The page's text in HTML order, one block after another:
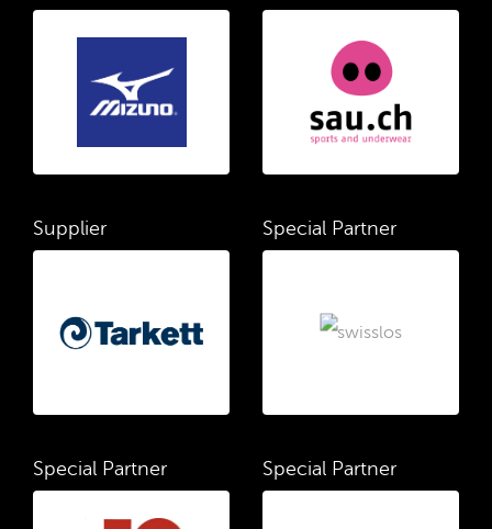
Supplier Special Partner
Special Partner Special Partner